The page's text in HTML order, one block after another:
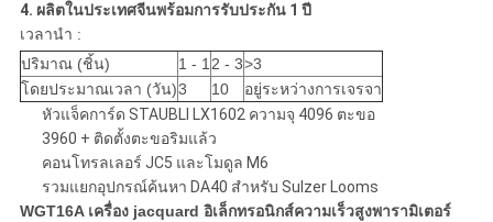
4. ผลิตในประเทศจีนพร้อมการรับประกัน 1 ปี
เวลานำ :
ปริมาณ (ชิ้น)
1 - 12 - 3>3
โดยประมาณเวลา (วัน)3 10
อยู่ระหว่างการเจรจา
หัวแจ็คการ์ด STAUBLI LX1602 ความจุ 4096 ตะขอ
3960 + ติดตั้งตะขอริมแล้ว
คอนโทรลเลอร์ JC5 และโมดูล M6
รวมแยกอุปกรณ์ค้นหา DA40 สำหรับ Sulzer Looms
WGT16A เครื่อง jacquard อิเล็กทรอนิกส์ความเร็วสูงพารามิเตอร์